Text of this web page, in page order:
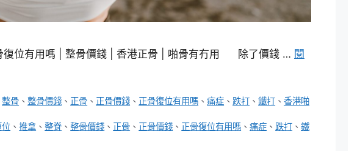
復位有用嗎 | 整骨價錢 | 香港正骨 | 啪骨有冇用 除了價錢 … 閱
整骨 、整骨價錢 、 正骨 、 正骨價錢 、 正骨復位有用嗎 、痛症 、 跌打 、鐵打 、香港啪
位 、推拿 、整脊 、整骨價錢 、 正骨 、 正骨價錢 、 正骨復位有用嗎 、痛症 、 跌打 、鐵